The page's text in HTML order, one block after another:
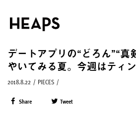
デートアプリの“どろん”“真
やいてみる夏。今週はティ
2018.8.22 / PIECES /
Share Tweet